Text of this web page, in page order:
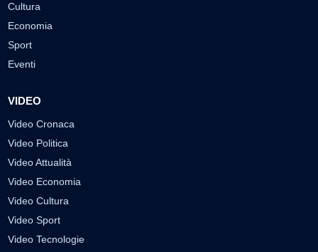
Cultura
Economia
Sport
Eventi
VIDEO
Video Cronaca
Video Politica
Video Attualità
Video Economia
Video Cultura
Video Sport
Video Tecnologie